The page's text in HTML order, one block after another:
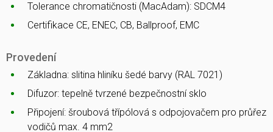
Tolerance chromatičnosti (MacAdam): SDCM4
Certifikace CE, ENEC, CB, Ballproof, EMC
Provedení
Základna: slitina hliníku šedé barvy (RAL 7021)
Difuzor: tepelně tvrzené bezpečnostní sklo
Připojení: šroubová třípólová s odpojovačem pro průřez
vodičů max. 4 mm2